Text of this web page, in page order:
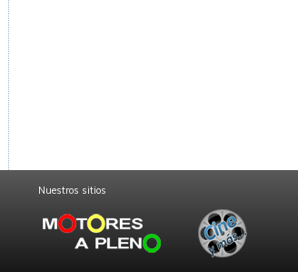
Nuestros sitios